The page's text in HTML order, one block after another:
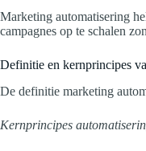
Marketing automatisering
campagnes op te schalen
Definitie en kernprincipes
De definitie marketing
Kernprincipes